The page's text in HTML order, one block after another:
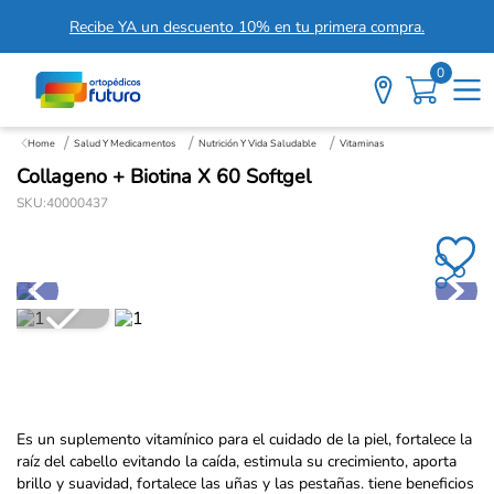
Recibe YA un descuento 10% en tu primera compra.
0
Salud Y Medicamentos Nutrición Y Vida Saludable Vitaminas
Collageno + Biotina X 60 Softgel
SKU:40000437
Es un suplemento vitamínico para el cuidado de la piel, fortalece la
raíz del cabello evitando la caída, estimula su crecimiento, aporta
brillo y suavidad, fortalece las uñas y las pestañas. tiene beneficios